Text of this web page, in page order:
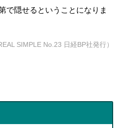
で隠せるということになりま
SIMPLE No.23 日経BP社発行）